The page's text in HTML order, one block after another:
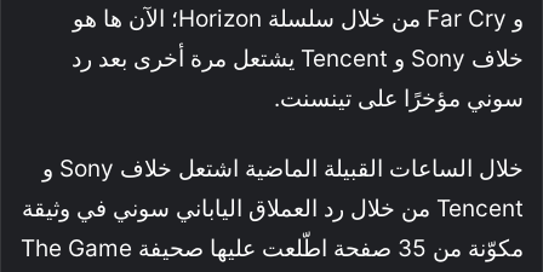
و Far Cry من خلال سلسلة Horizon؛ الآن ها هو
خلاف Sony و Tencent يشتعل مرة أخرى بعد رد
سوني مؤخرًا على تينسنت.
خلال الساعات القبيلة الماضية اشتعل خلاف Sony و
Tencent من خلال رد العملاق الياباني سوني في وثيقة
مكوّنة من 35 صفحة اطّلعت عليها صحيفة The Game